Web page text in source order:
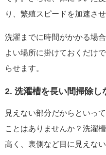
り、繁殖スピードを加速させ
洗濯までに時間がかかる場
よい場所に掛けておくだけ
らせます。
2. 洗濯槽を長い間掃除し
見えない部分だからといっ
ことはありませんか？洗濯
高く、裏側など目に見えな